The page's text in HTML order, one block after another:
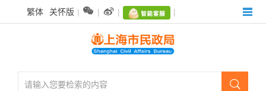
繁体 |
关怀版 |  |  |
